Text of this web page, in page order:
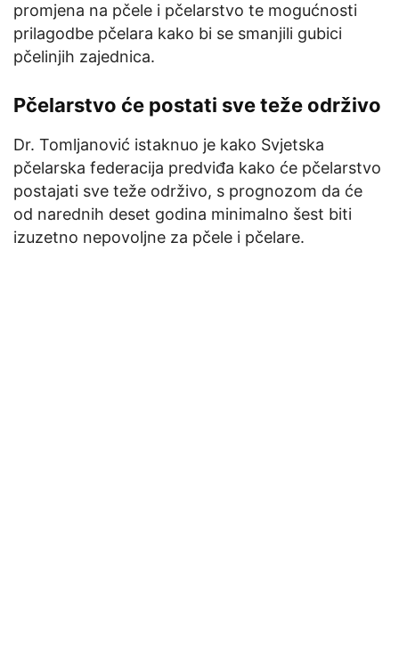
promjena na pčele i pčelarstvo te mogućnosti
prilagodbe pčelara kako bi se smanjili gubici
pčelinjih zajednica.
Pčelarstvo će postati sve teže održivo
Dr. Tomljanović istaknuo je kako Svjetska
pčelarska federacija predviđa kako će pčelarstvo
postajati sve teže održivo, s prognozom da će
od narednih deset godina minimalno šest biti
izuzetno nepovoljne za pčele i pčelare.